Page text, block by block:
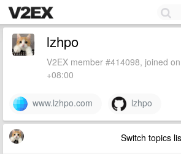
lzhpo
V2EX member #414098, joined
+08:00
www.lzhpo.com lzhpo
Switch topics